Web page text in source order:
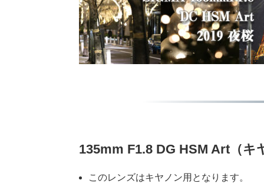
135mm F1.8 DG HSM Art（キ
このレンズはキヤノン用となります。